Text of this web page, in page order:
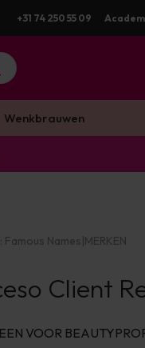
BTW Voor 16:00
+31 74 250 55 09
Wenkbrauwen
Famous Names|MERKEN
Client
VOOR